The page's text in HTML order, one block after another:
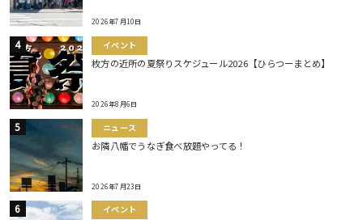
2026年7月10日
イベント
枚方の近所の夏祭りスケジュール2026【ひらつーまとめ】
2026年8月6日
ニュース
お隣八幡でうなぎ食べ放題やってる！
2026年7月23日
イベント